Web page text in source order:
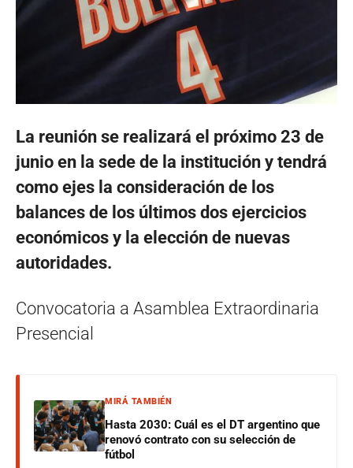
La reunión se realizará el próximo 23 de
junio en la sede de la institución y tendrá
como ejes la consideración de los
balances de los últimos dos ejercicios
económicos y la elección de nuevas
autoridades.
Convocatoria a Asamblea Extraordinaria
Presencial
MIRÁ TAMBIÉN
Hasta 2030: Cuál es el DT argentino que
renovó contrato con su selección de
fútbol